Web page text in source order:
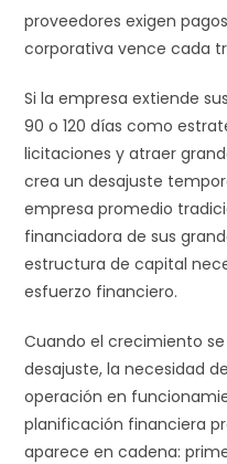
proveedores exigen
corporativa vence cada
Si la empresa extiende
90 o 120 días como
licitaciones y atraer
crea un desajuste
empresa promedio
financiadora de sus
estructura de capital
esfuerzo financiero.
Cuando el crecimiento
desajuste, la necesidad
operación en
planificación financiera
aparece en cadena: